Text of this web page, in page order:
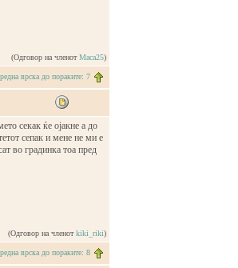
(Одговор на членотMaca25)
врска до пораките: 7
секак ќе ојакне а до
сепак и мене не ми е
во градинка тоа пред
(Одговор на членотkiki_riki)
врска до пораките: 8